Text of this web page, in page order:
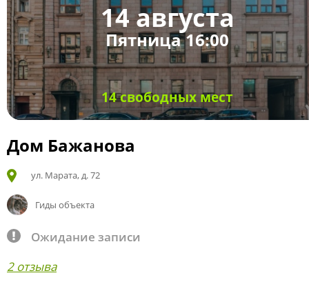
14 августа
Пятница 16:00
14 свободных мест
Дом Бажанова
ул. Марата, д. 72
Гиды объекта
Ожидание записи
2 отзыва